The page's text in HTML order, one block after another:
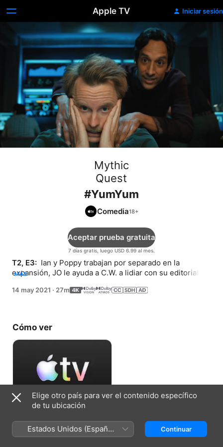
Apple TV Iniciar sesión
Mythic
Quest
#YumYum
Comedia
7 días gratis, luego USD 6.99 al mes.
Aceptar prueba gratuita
T2, E3: Ian y Poppy trabajan por separado en la
expansión, JO le ayuda a C.W. a lidiar con su editorial, y
David.
MÁS
14 may 2021 · 27m
Cómo ver
7 días gratis, luego USD 6.99 al mes.
Elige otro país para ver el contenido específico
de tu ubicación
Estados Unidos (Español
México)
Continuar